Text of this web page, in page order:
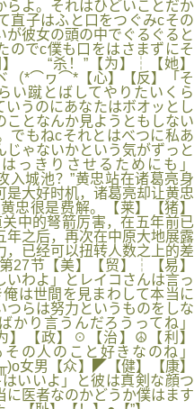
らよ。それはひどいことだか
子はふと口をつぐみcその
が彼女の頭の中でぐるぐると
のでc僕も口をはさまずにそ
】 “杀！”【为】┆【她】
*⌒ヮ⌒*【心】【反】「そ
い蹴とばしてやりたいくら
いうのにあなたはボオッとし
ことなんか見ようともしない
でもねcそれとはべつに私あ
ゃないかという気がずっと
っきりさせるためにも」
城池？”黄忠站在诸葛亮身
大好时机，诸葛亮却让黄忠
忠很是费解。【莱】【猪】
的弩箭厉害，在五年前已
年之后，再次在中原大地展露
，已经可以扭转人数之上的差
27节【美】【贸】┆【易】
いわよ」とレイコさんは言っ
は世間を見まわして本当に
つらは努力というものをしな
かり言うんだろうってね」
】【政】☉【治】☮【利】
の人のこと好きなのね」
女男【众】◤【健】【康】
いいよ」と彼は真剣な顔つ
に医者なのかどうか僕はます